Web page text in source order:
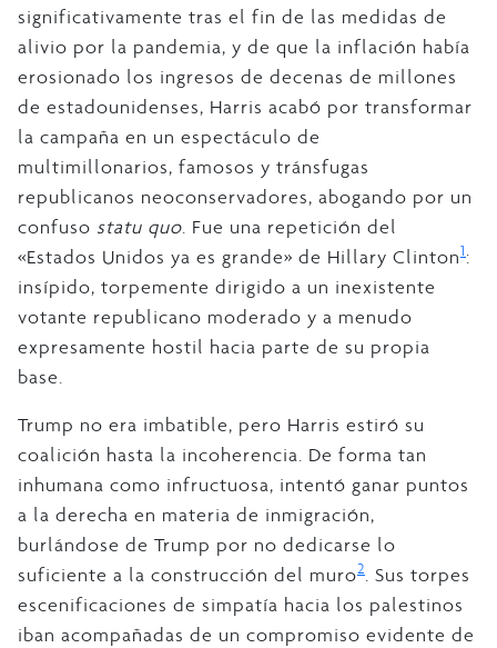
significativamente tras el fin de las medidas de
alivio por la pandemia, y de que la inflación había
erosionado los ingresos de decenas de millones
de estadounidenses, Harris acabó por transformar
la campaña en un espectáculo de
multimillonarios, famosos y tránsfugas
republicanos neoconservadores, abogando por un
confuso statu quo. Fue una repetición del
«Estados Unidos ya es grande» de Hillary Clinton1:
insípido, torpemente dirigido a un inexistente
votante republicano moderado y a menudo
expresamente hostil hacia parte de su propia
base.
Trump no era imbatible, pero Harris estiró su
coalición hasta la incoherencia. De forma tan
inhumana como infructuosa, intentó ganar puntos
a la derecha en materia de inmigración,
burlándose de Trump por no dedicarse lo
suficiente a la construcción del muro2. Sus torpes
escenificaciones de simpatía hacia los palestinos
iban acompañadas de un compromiso evidente de